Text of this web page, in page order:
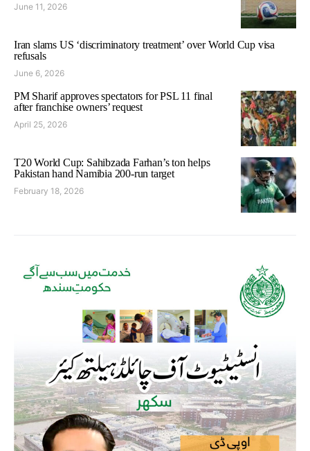
June 11, 2026
Iran slams US ‘discriminatory treatment’ over World Cup visa
refusals
June 6, 2026
PM Sharif approves spectators for PSL 11 final
after franchise owners’ request
April 25, 2026
T20 World Cup: Sahibzada Farhan’s ton helps
Pakistan hand Namibia 200-run target
February 18, 2026